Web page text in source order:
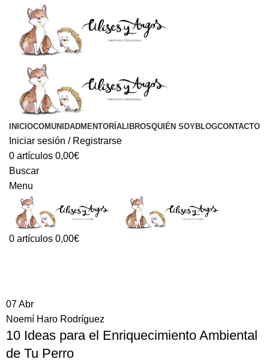
INICIOCOMUNIDADMENTORÍALIBROSQUIÉN SOYBLOGCONTACTO
Iniciar sesión / Registrarse
0 artículos 0,00€
Buscar
Menu
0 artículos 0,00€
07Abr
Noemí Haro Rodríguez
10 Ideas para el Enriquecimiento Ambiental
de Tu Perro